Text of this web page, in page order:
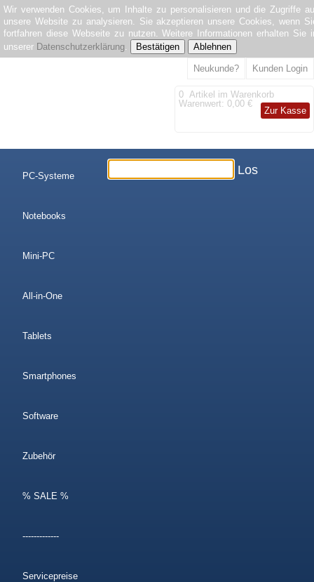
Wir verwenden Cookies, um Inhalte zu personalisieren und die Zugriffe
unsere Website zu analysieren. Sie akzeptieren unsere Cookies, wenn
fortfahren diese Webseite zu nutzen. Weitere Informationen erhalten Sie
unserer Datenschutzerklärung. Bestätigen Ablehnen
0 Artikel im Warenkorb
Warenwert: 0,00 €
Zur Kasse
Kunden Login
Neukunde?
Los
PC-Systeme
Notebooks
Mini-PC
All-in-One
Tablets
Smartphones
Software
Zubehör
% SALE %
-------------
Servicepreise